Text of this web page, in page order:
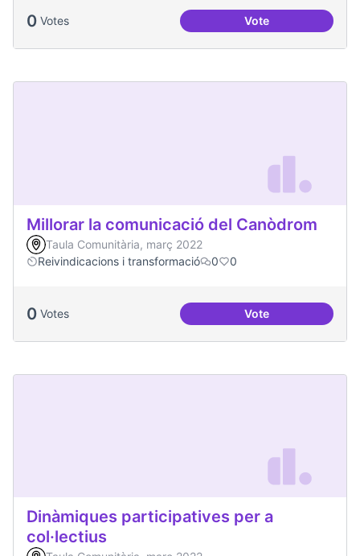
0 Votes VoteSalut Comunitària
Millorar la comunicació del Canòdrom
Taula Comunitària, març 2022
Reivindicacions i transformació
0 0
0 Votes VoteMillorar la
Dinàmiques participatives per a
col·lectius